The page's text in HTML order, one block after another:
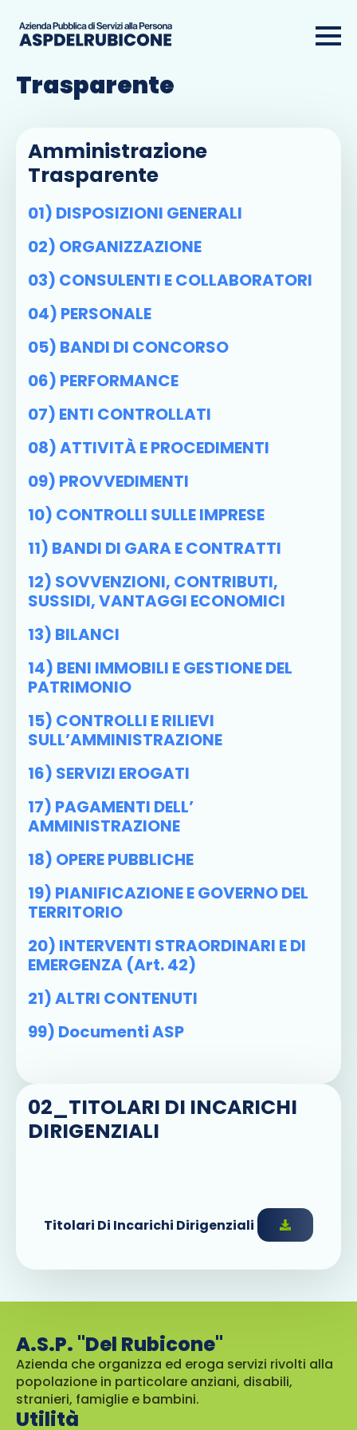
Amministrazione
Trasparente
Amministrazione
Trasparente
01) DISPOSIZIONI GENERALI
02) ORGANIZZAZIONE
03) CONSULENTI E COLLABORATORI
04) PERSONALE
05) BANDI DI CONCORSO
06) PERFORMANCE
07) ENTI CONTROLLATI
08) ATTIVITÀ E PROCEDIMENTI
09) PROVVEDIMENTI
10) CONTROLLI SULLE IMPRESE
11) BANDI DI GARA E CONTRATTI
12) SOVVENZIONI, CONTRIBUTI,
SUSSIDI, VANTAGGI ECONOMICI
13) BILANCI
14) BENI IMMOBILI E GESTIONE DEL
PATRIMONIO
15) CONTROLLI E RILIEVI
SULL’AMMINISTRAZIONE
16) SERVIZI EROGATI
17) PAGAMENTI DELL’
AMMINISTRAZIONE
18) OPERE PUBBLICHE
19) PIANIFICAZIONE E GOVERNO DEL
TERRITORIO
20) INTERVENTI STRAORDINARI E DI
EMERGENZA (art. 42)
21) ALTRI CONTENUTI
99) Documenti ASP
02_TITOLARI DI INCARICHI
DIRIGENZIALI
Titolari Di Incarichi Dirigenziali
A.S.P. "Del Rubicone"
Azienda che organizza ed eroga servizi rivolti alla
popolazione in particolare anziani, disabili,
stranieri, famiglie e bambini.
Utilità